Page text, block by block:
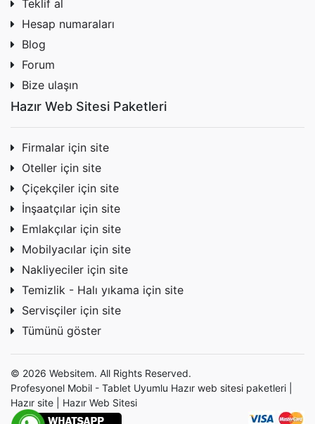
Teklif al
Hesap numaraları
Blog
Forum
Bize ulaşın
Hazır Web Sitesi Paketleri
Firmalar için site
Oteller için site
Çiçekçiler için site
İnşaatçılar için site
Emlakçılar için site
Mobilyacılar için site
Nakliyeciler için site
Temizlik - Halı yıkama için site
Servisçiler için site
Tümünü göster
© 2026 Websitem. All Rights Reserved.
Profesyonel Mobil - Tablet Uyumlu Hazır web sitesi paketleri |
Hazır site | Hazır Web Sitesi